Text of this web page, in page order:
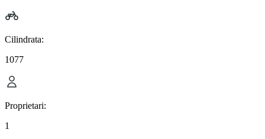
Cilindrata:
1077
Proprietari:
1